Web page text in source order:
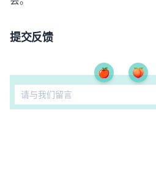
提交反馈
🍎 🍑